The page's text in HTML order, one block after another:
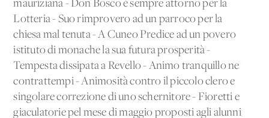
mauriziana - Don Bosco è sempre attorno per la
Lotteria - Suo rimprovero ad un parroco per la
chiesa mal tenuta - A Cuneo Predice ad un povero
istituto di monache la sua futura prosperità -
Tempesta dissipata a Revello - Animo tranquillo ne'
contrattempi - Animosità contro il piccolo clero e
singolare correzione di uno schernitore - Fioretti e
giaculatorie pel mese di maggio proposti agli alunni